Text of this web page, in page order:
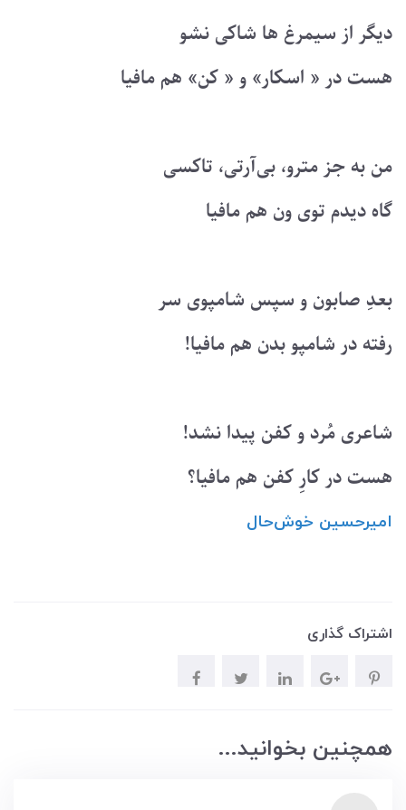
دیگر از سیمرغ ها شاکی نشو
هست در « اسکار» و « کن» هم مافیا
من به جز مترو، بی‌آرتی، تاکسی
گاه دیدم توی ون هم مافیا
بعدِ صابون و سپس شامپوی سر
رفته در شامپو بدن هم مافیا!
شاعری مُرد و کفن پیدا نشد!
هست در کارِ کفن هم مافیا؟
امیرحسین ‌خوش‌حال
اشتراک گذاری
همچنین بخوانید...